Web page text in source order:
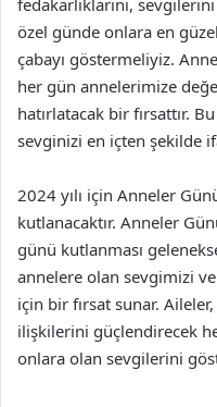
fedakarlıklarını,
özel günde onlara en
çabayı göstermeliyiz.
her gün annelerimize
hatırlatacak bir fırsattır.
sevginizi en içten şekilde
2024 yılı için Anneler
kutlanacaktır. Anneler
günü kutlanması
annelere olan sevgimizi
için bir fırsat sunar.
ilişkilerini güçlendirecek
onlara olan sevgilerini